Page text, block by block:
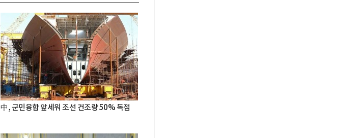
中, 군민융합 앞세워 조선 건조량 50% 독점